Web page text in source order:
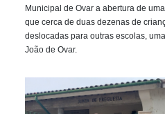
Municipal de Ovar a abertura de
que cerca de duas dezenas de
deslocadas para outras escolas,
João de Ovar.